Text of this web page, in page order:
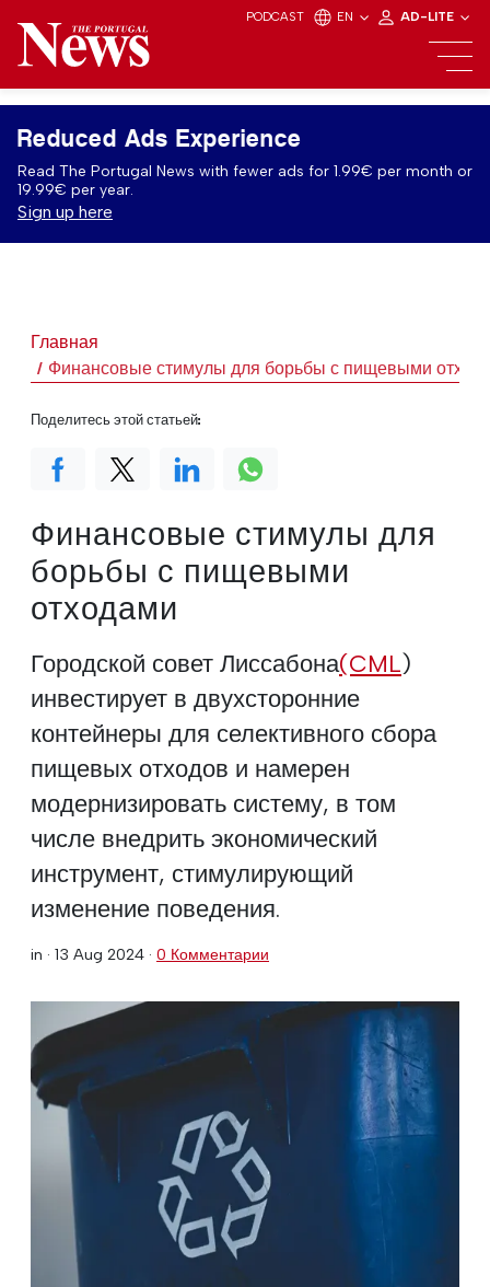
PODCAST EN AD-LITE
Reduced Ads Experience
Read The Portugal News with fewer ads for 1.99€ per month or
19.99€ per year.
Sign up here
Главная
Финансовые стимулы для борьбы с пищевыми
Финансовые стимулы для
борьбы с пищевыми
отходами
Городской совет Лиссабона(CML)
инвестирует в двухсторонние
контейнеры для селективного сбора
пищевых отходов и намерен
модернизировать систему, в том
числе внедрить экономический
инструмент, стимулирующий
изменение поведения.
in · 13 Aug 2024 · 0 Комментарии
Поделитесь этой статьей: